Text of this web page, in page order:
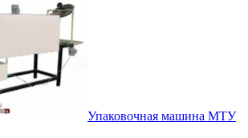
Упаковочная машина МТУ